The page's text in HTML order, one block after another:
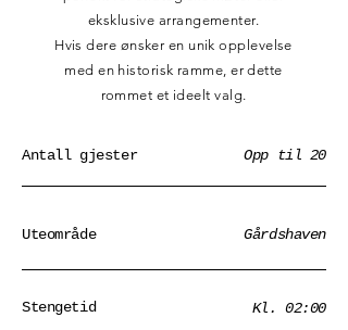
eksklusive arrangementer.
Hvis dere ønsker en unik opplevelse
med en historisk ramme, er dette
rommet et ideelt valg.
Antall gjester Opp til 20
Uteområde Gårdshaven
Stengetid Kl. 02:00